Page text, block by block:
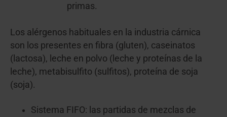
primas.
Los alérgenos habituales en la industria cárnica
son los presentes en fibra (gluten), caseinatos
(lactosa), leche en polvo (leche y proteínas de la
leche), metabisulfito (sulfitos), proteína de soja
(soja).
Sistema FIFO: las partidas de mezclas de